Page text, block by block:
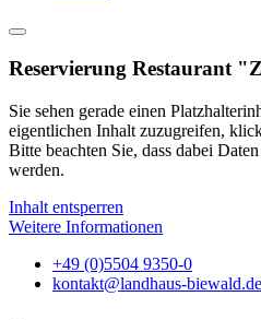
Reservierung Restaurant
Sie sehen gerade einen
eigentlichen Inhalt zuzugreifen,
Bitte beachten Sie, dass dabei
werden.
Inhalt entsperren
Weitere Informationen
+49 (0)5504 9350-0
kontakt@landhaus-biewald.de